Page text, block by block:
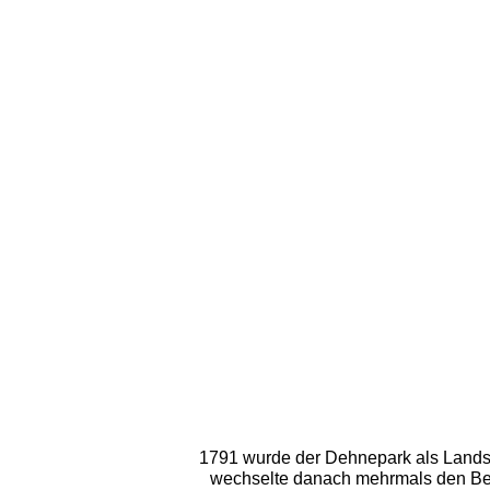
1791 wurde der Dehnepark als
wechselte danach mehrmals den